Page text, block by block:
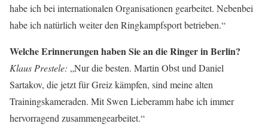
habe ich bei internationalen Organisationen gearbeitet. Nebenbei
habe ich natürlich weiter den Ringkampfsport betrieben.“
Welche Erinnerungen haben Sie an die Ringer in Berlin?
Klaus Prestele: „Nur die besten. Martin Obst und Daniel
Sartakov, die jetzt für Greiz kämpfen, sind meine alten
Trainingskameraden. Mit Swen Lieberamm habe ich immer
hervorragend zusammengearbeitet.“